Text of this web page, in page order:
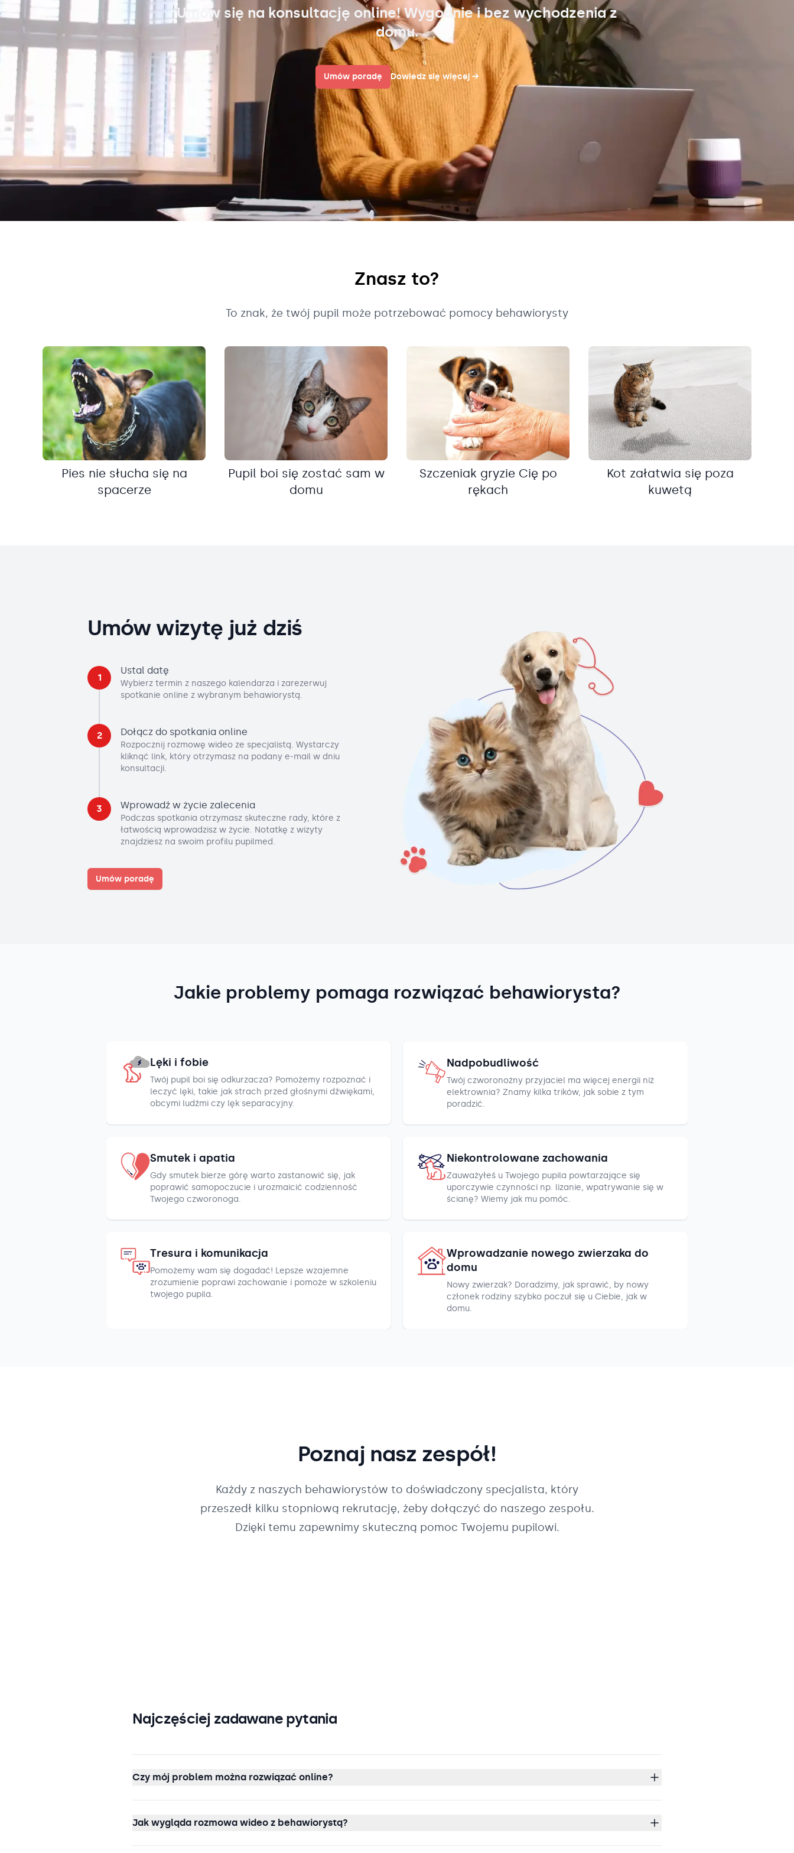
Umów się na konsultację online! Wygodnie i bez wychodzenia z
domu.
Umów poradę Dowiedz się więcej →
Znasz to?
To znak, że twój pupil może potrzebować pomocy behawiorysty
Pies nie słucha się na
spacerze
Pupil boi się zostać sam w
domu
Szczeniak gryzie Cię po
rękach
Kot załatwia się poza
kuwetą
Umów wizytę już dziś
1
Ustal datę
Wybierz termin z naszego kalendarza i zarezerwuj
spotkanie online z wybranym behawiorystą.
2 Dołącz do spotkania online
Rozpocznij rozmowę wideo ze specjalistą. Wystarczy
kliknąć link, który otrzymasz na podany e-mail w dniu
konsultacji.
3 Wprowadź w życie zalecenia
Podczas spotkania otrzymasz skuteczne rady, które z
łatwością wprowadzisz w życie. Notatkę z wizyty
znajdziesz na swoim profilu pupilmed.
Umów poradę
Jakie problemy pomaga rozwiązać behawiorysta?
Lęki i fobie
Twój pupil boi się odkurzacza? Pomożemy rozpoznać i
leczyć lęki, takie jak strach przed głośnymi dźwiękami,
obcymi ludźmi czy lęk separacyjny.
Nadpobudliwość
Twój czworonożny przyjaciel ma więcej energii niż
elektrownia? Znamy kilka trików, jak sobie z tym
poradzić.
Smutek i apatia
Gdy smutek bierze górę warto zastanowić się, jak
poprawić samopoczucie i urozmaicić codzienność
Twojego czworonoga.
Niekontrolowane zachowania
Zauważyłeś u Twojego pupila powtarzające się
uporczywie czynności np. lizanie, wpatrywanie się w
ścianę? Wiemy jak mu pomóc.
Tresura i komunikacja
Pomożemy wam się dogadać! Lepsze wzajemne
zrozumienie poprawi zachowanie i pomoże w szkoleniu
twojego pupila.
Wprowadzanie nowego zwierzaka do
domu
Nowy zwierzak? Doradzimy, jak sprawić, by nowy
członek rodziny szybko poczuł się u Ciebie, jak w
domu.
Poznaj nasz zespół!
Każdy z naszych behawiorystów to doświadczony specjalista, który
przeszedł kilku stopniową rekrutację, żeby dołączyć do naszego zespołu.
Dzięki temu zapewnimy skuteczną pomoc Twojemu pupilowi.
Najczęściej zadawane pytania
Czy mój problem można rozwiązać online?
Jak wygląda rozmowa wideo z behawiorystą?